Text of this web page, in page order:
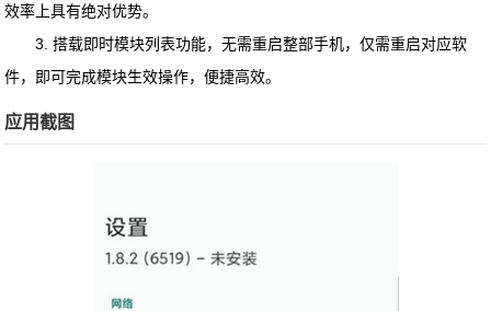
效率上具有绝对优势。
3. 搭载即时模块列表功能，无需重启整部手机，仅需重启对应软
件，即可完成模块生效操作，便捷高效。
应用截图